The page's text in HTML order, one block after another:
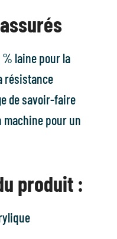
% laine pour la
résistance
de savoir-faire
machine pour un
produit :